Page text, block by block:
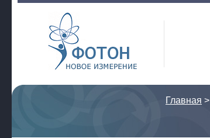
Фотон
Главная >